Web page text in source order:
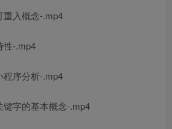
重入概念-.mp4
性-.mp4
程序分析-.mp4
键字的基本概念-.mp4